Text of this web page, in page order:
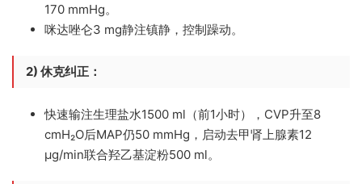
170 mmHg。
咪达唑仑3 mg静注镇静，控制躁动。
2) 休克纠正：
快速输注生理盐水1500 ml（前1小时），CVP升至8
cmH₂O后MAP仍50 mmHg，启动去甲肾上腺素12
μg/min联合羟乙基淀粉500 ml。